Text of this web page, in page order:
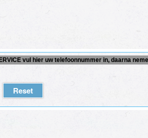
vul hier uw telefoonnummer in, daarna
Reset